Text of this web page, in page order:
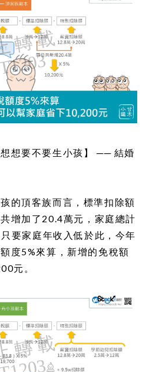
想想要不要生小孩】 ── 結婚
的頂客族而言，標準扣除額
增加了20.4萬元，家庭總計
要家庭年收入低於此，今年
度5%來算，新增的免稅額
元。